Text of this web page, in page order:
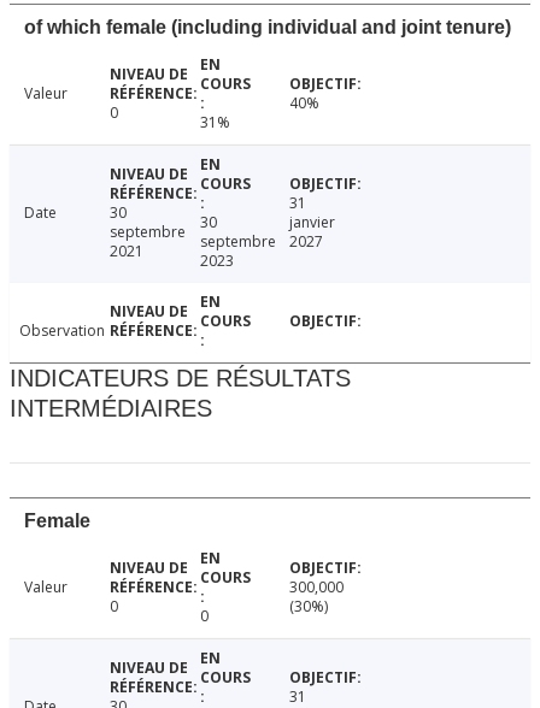
of which female (including individual and joint tenure)
Valeur
0
31%
40%
Date
30
septembre
2021
30
septembre
2023
31
janvier
2027
Observation
INDICATEURS DE RÉSULTATS
INTERMÉDIAIRES
Female
Valeur
0
0
300,000
(30%)
31